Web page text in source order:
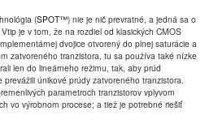
(SPOT™) nie je nič prevratné, a jedná sa o
je v tom, že na rozdiel od klasických CMOS
dvojice otvorený do plnej saturácie a
zatvoreného tranzistora, tu sa používa také nízke
len do lineárneho režimu, tak, aby prúd
únikové prúdy zatvoreného tranzistora.
parametroch tranzistorov vplyvom
vo výrobnom procese; a tiež je potrebné riešiť